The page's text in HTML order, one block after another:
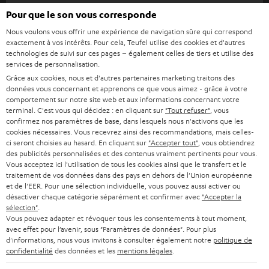
immersive en associant deux enceintes.
affirmé.
MYND
Compacte, design et facile à transporter, MYND est la compagne idéale
pour transformer n’importe quel espace en mini dancefloor. Pensée dès sa
conception pour durer, elle repose sur un design modulaire qui facilite la
réparation, le remplacement des composants et l’évolution dans le temps.
Fabriquée à partir de matériaux robustes, dont une part de plastique
recyclé, MYND allie usage nomade, solidité et approche responsable. Elle
se glisse aisément dans un sac et vous accompagne partout pour profiter
de votre musique, où que vous soyez.
Catégorie polyvalente : le meilleur rapport
puissance/mobilité
ROCKSTER NEO & déclinaisons (stéréo, bundles,
édition Fender)
La ROCKSTER NEO combine volume généreux, autonomie longue durée
et format facile à transporter. Elle sonorise sans difficulté une fête de
u
s
à
l
a
n
e
w
s
l
e
t
t
e
r
HOME CINEMA
SYSTEMES COMPLETS HOME CINEMA
BARRES DE SON
STEREO
SMART HOME
BLUETOOTH
CASQUES AUDIO
CASQUES BLUETOOTH AUDIO
SYSTEMES COMPLETS
ENCEINTES
SUPPORT
CARRIÈRE
PRESSE
B2B
BLOG
NEWSLETTER
MAGASINS
AVANTAGES D’ACHAT
L’HISTOIRE DE TEUFEL
Boutiques en ligne Teufel
ALLEMAGNE
AUTRICHE
SUISSE
PAYS-BAS
BELGIQUE
FRANCE
Pour que le son vous corresponde
Nous voulons vous offrir une expérience de navigation sûre qui correspond
exactement à vos intérêts. Pour cela, Teufel utilise des cookies et d'autres
technologies de suivi sur ces pages – également celles de tiers et utilise des
services de personnalisation.
Grâce aux cookies, nous et d'autres partenaires marketing traitons des
données vous concernant et apprenons ce que vous aimez - grâce à votre
comportement sur notre site web et aux informations concernant votre
terminal. C'est vous qui décidez : en cliquant sur "Tout refuser" , vous
confirmez nos paramètres de base, dans lesquels nous n'activons que les
cookies nécessaires. Vous recevrez ainsi des recommandations, mais celles-
ci seront choisies au hasard. En cliquant sur "Accepter tout" , vous obtiendrez
des publicités personnalisées et des contenus vraiment pertinents pour vous.
Vous acceptez ici l'utilisation de tous les cookies ainsi que le transfert et le
traitement de vos données dans des pays en dehors de l'Union européenne
et de l'EER. Pour une sélection individuelle, vous pouvez aussi activer ou
désactiver chaque catégorie séparément et confirmer avec "Accepter la
sélection"
Vous pouvez adapter et révoquer tous les consentements à tout moment,
avec effet pour l’avenir, sous "Paramètres de données". Pour plus
d'informations, nous vous invitons à consulter également notre politique de
confidentialité des données et les mentions légales